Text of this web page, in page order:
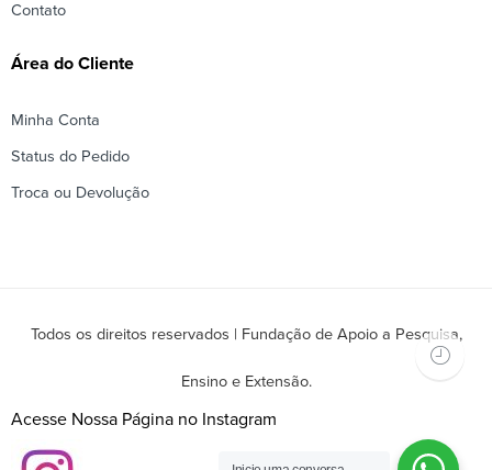
Contato
Área do Cliente
Minha Conta
Status do Pedido
Troca ou Devolução
Todos os direitos reservados | Fundação de Apoio a Pesquisa,
Ensino e Extensão.
Acesse Nossa Página no Instagram